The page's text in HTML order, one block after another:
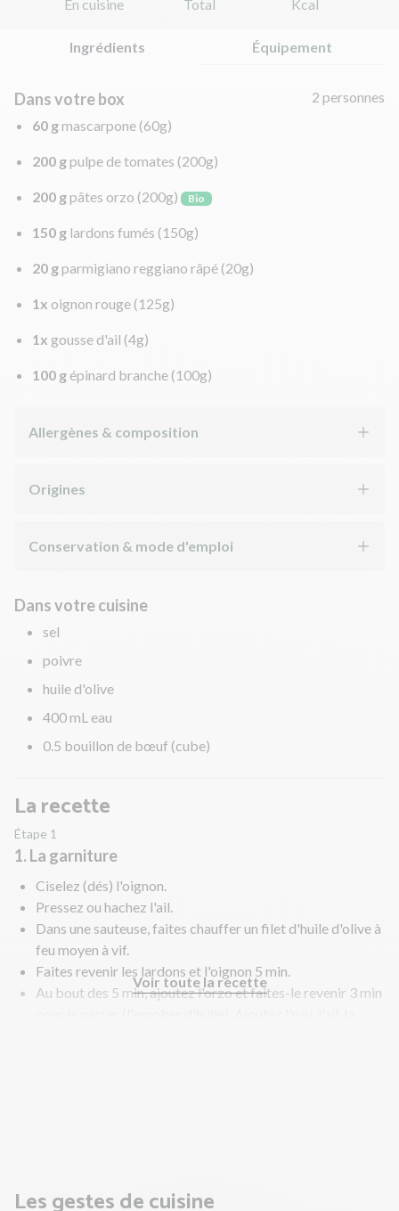
En cuisine
Total
Kcal
Ingrédients Équipement
Dans votre box
2 personnes
60 gmascarpone (60g)
200 gpulpe de tomates (200g)
200 gpâtes orzo (200g) Bio
150 g lardons fumés (150g)
20 gparmigiano reggiano râpé (20g)
1x oignon rouge (125g)
1x gousse d'ail (4g)
100 g épinard branche (100g)
Allergènes & composition
Origines
Conservation & mode d'emploi
Dans votre cuisine
sel
poivre
huile d'olive
400 mL eau
0.5 bouillon de bœuf (cube)
La recette
Étape 1
1. La garniture
Ciselez (dés) l'oignon.
Pressez ou hachez l'ail.
Dans une sauteuse, faites chauffer un filet d'huile d'olive à
feu moyen à vif.
Faites revenir les lardons et l'oignon 5 min.
Au bout des 5 min, ajoutez l'orzo et faites-le revenir 3 min
Voir toute la recette
Les gestes de cuisine